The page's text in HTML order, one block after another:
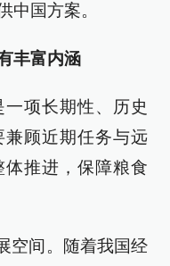
中国方案。
丰富内涵
项长期性、历史
顾近期任务与远
推进，保障粮食
空间。随着我国经